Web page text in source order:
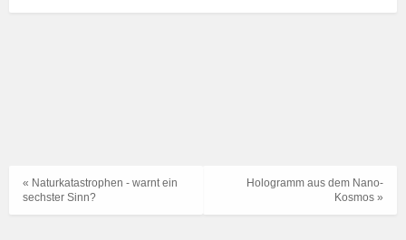
Hologramm aus dem Nano-
Kosmos »
« Naturkatastrophen - warnt ein
sechster Sinn?